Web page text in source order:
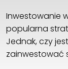
Inwestowanie
popularna
Jednak, czy
zainwestować